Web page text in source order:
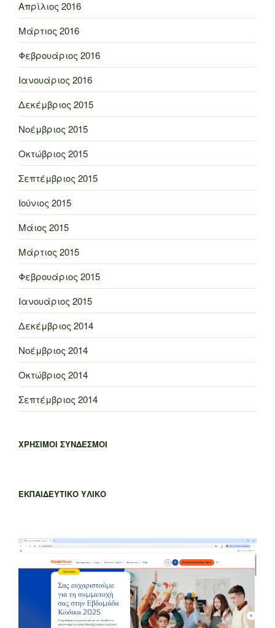
Απρίλιος 2016
Μάρτιος 2016
Φεβρουάριος 2016
Ιανουάριος 2016
Δεκέμβριος 2015
Νοέμβριος 2015
Οκτώβριος 2015
Σεπτέμβριος 2015
Ιούνιος 2015
Μάιος 2015
Μάρτιος 2015
Φεβρουάριος 2015
Ιανουάριος 2015
Δεκέμβριος 2014
Νοέμβριος 2014
Οκτώβριος 2014
Σεπτέμβριος 2014
ΧΡΗΣΙΜΟΙ ΣΥΝΔΕΣΜΟΙ
ΕΚΠΑΙΔΕΥΤΙΚΟ ΥΛΙΚΟ